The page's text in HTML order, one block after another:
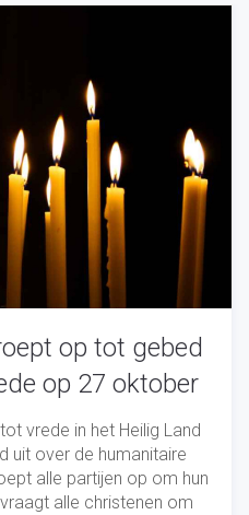
op tot gebed
op 27 oktober
vrede in het Heilig Land
uit over de humanitaire
alle partijen op om hun
alle christenen om